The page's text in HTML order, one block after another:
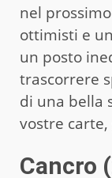
nel
ottimisti e
un posto
trascorrere
di una bella
vostre
Cancro